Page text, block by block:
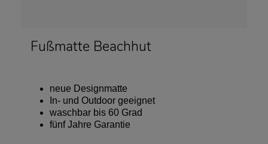
Fußmatte Beachhut
neue Designmatte
In- und Outdoor geeignet
waschbar bis 60 Grad
fünf Jahre Garantie